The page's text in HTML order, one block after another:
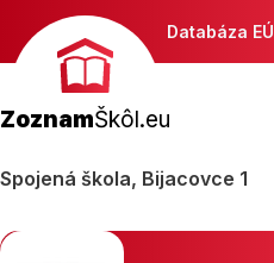
Databáza EÚ
ZoznamŠkôl.eu
Spojená škola, Bijacovce 1